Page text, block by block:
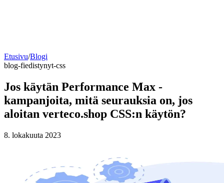
Etusivu/Blogi
blog-fiedistynyt-css
Jos käytän Performance Max -
kampanjoita, mitä seurauksia on, jos
aloitan verteco.shop CSS:n käytön?
8. lokakuuta 2023